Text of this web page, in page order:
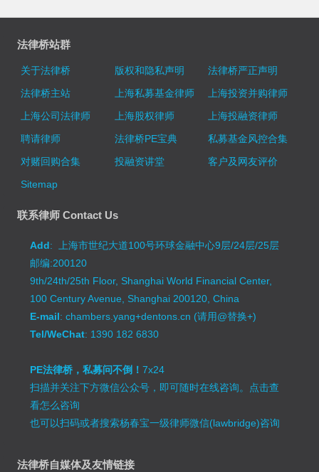
法律桥站群
关于法律桥 版权和隐私声明
法律桥严正声明
法律桥主站
上海私募基金律师
上海投资并购律师
上海公司法律师
上海股权律师
上海投融资律师
聘请律师
法律桥PE宝典
私募基金风控合集
对赌回购合集
投融资讲堂
客户及网友评价
Sitemap
联系律师 Contact Us
Add: 上海市世纪大道100号环球金融中心9层/24层/25层
邮编:200120
9th/24th/25th Floor, Shanghai World Financial Center,
100 Century Avenue, Shanghai 200120, China
E-mail: chambers.yang+dentons.cn (请用@替换+)
Tel/WeChat: 1390 182 6830
PE法律桥，私募问不倒！7x24
扫描并关注下方微信公众号，即可随时在线咨询。 点击查
看怎么咨询
也可以扫码或者搜索杨春宝一级律师微信(lawbridge)咨询
法律桥自媒体及友情链接